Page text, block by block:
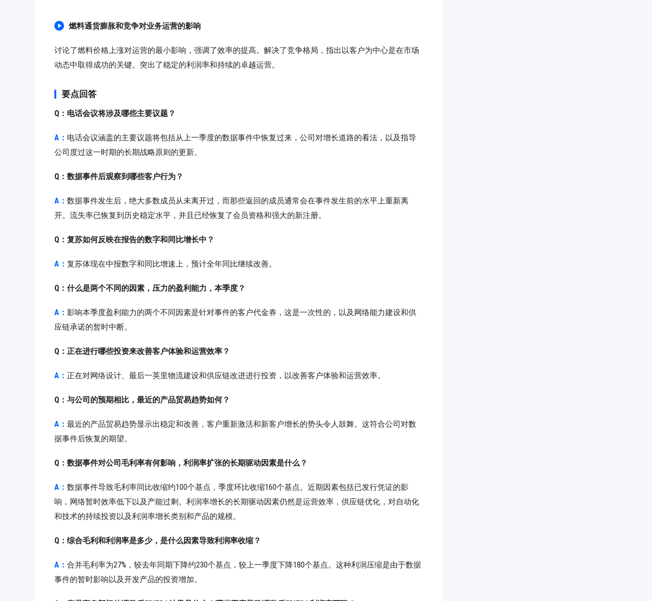
燃料通货膨胀和竞争对业务运营的影响
讨论了燃料价格上涨对运营的最小影响，强调了效率的提高。解决了竞争格局，指出以客户为中心是在市场
动态中取得成功的关键。突出了稳定的利润率和持续的卓越运营。
要点回答
Q：电话会议将涉及哪些主要议题？
A： 电话会议涵盖的主要议题将包括从上一季度的数据事件中恢复过来，公司对增长道路的看法，以及指导
公司度过这一时期的长期战略原则的更新。
Q：数据事件后观察到哪些客户行为？
A： 数据事件发生后，绝大多数成员从未离开过，而那些返回的成员通常会在事件发生前的水平上重新离
开。流失率已恢复到历史稳定水平，并且已经恢复了会员资格和强大的新注册。
Q：复苏如何反映在报告的数字和同比增长中？
A： 复苏体现在中报数字和同比增速上，预计全年同比继续改善。
Q：什么是两个不同的因素，压力的盈利能力，本季度？
A： 影响本季度盈利能力的两个不同因素是针对事件的客户代金券，这是一次性的，以及网络能力建设和供
应链承诺的暂时中断。
Q：正在进行哪些投资来改善客户体验和运营效率？
A： 正在对网络设计、最后一英里物流建设和供应链改进进行投资，以改善客户体验和运营效率。
Q：与公司的预期相比，最近的产品贸易趋势如何？
A： 最近的产品贸易趋势显示出稳定和改善，客户重新激活和新客户增长的势头令人鼓舞。这符合公司对数
据事件后恢复的期望。
Q：数据事件对公司毛利率有何影响，利润率扩张的长期驱动因素是什么？
A： 数据事件导致毛利率同比收缩约100个基点，季度环比收缩160个基点。近期因素包括已发行凭证的影
响，网络暂时效率低下以及产能过剩。利润率增长的长期驱动因素仍然是运营效率，供应链优化，对自动化
和技术的持续投资以及利润率增长类别和产品的规模。
Q：综合毛利和利润率是多少，是什么因素导致利润率收缩？
A： 合并毛利率为27%，较去年同期下降约230个基点，较上一季度下降180个基点。这种利润压缩是由于数据
事件的暂时影响以及开发产品的投资增加。
提交反馈 取消